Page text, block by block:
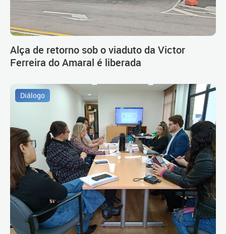
Alça de retorno sob o viaduto da Victor
Ferreira do Amaral é liberada
Diálogo